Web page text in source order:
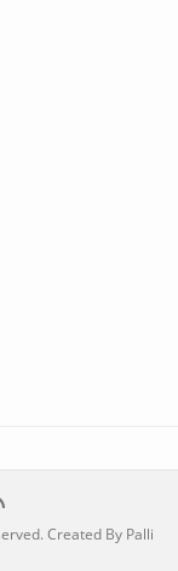
Created By Palli